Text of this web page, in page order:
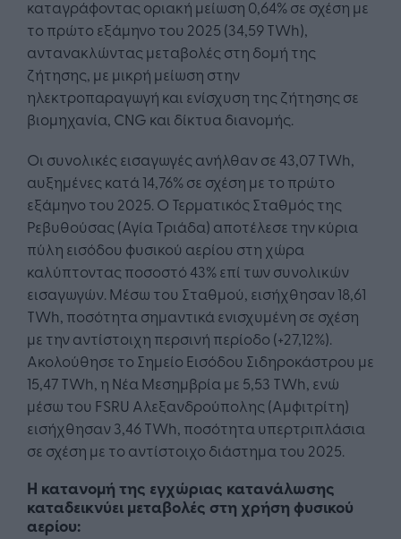
καταγράφοντας οριακή μείωση 0,64% σε σχέση με
το πρώτο εξάμηνο του 2025 (34,59 TWh),
αντανακλώντας μεταβολές στη δομή της
ζήτησης, με μικρή μείωση στην
ηλεκτροπαραγωγή και ενίσχυση της ζήτησης σε
βιομηχανία, CNG και δίκτυα διανομής.
Οι συνολικές εισαγωγές ανήλθαν σε 43,07 TWh,
αυξημένες κατά 14,76% σε σχέση με το πρώτο
εξάμηνο του 2025. Ο Τερματικός Σταθμός της
Ρεβυθούσας (Αγία Τριάδα) αποτέλεσε την κύρια
πύλη εισόδου φυσικού αερίου στη χώρα
καλύπτοντας ποσοστό 43% επί των συνολικών
εισαγωγών. Μέσω του Σταθμού, εισήχθησαν 18,61
TWh, ποσότητα σημαντικά ενισχυμένη σε σχέση
με την αντίστοιχη περσινή περίοδο (+27,12%).
Ακολούθησε το Σημείο Εισόδου Σιδηροκάστρου με
15,47 TWh, η Νέα Μεσημβρία με 5,53 TWh, ενώ
μέσω του FSRU Αλεξανδρούπολης (Αμφιτρίτη)
εισήχθησαν 3,46 TWh, ποσότητα υπερτριπλάσια
σε σχέση με το αντίστοιχο διάστημα του 2025.
Η κατανομή της εγχώριας κατανάλωσης
καταδεικνύει μεταβολές στη χρήση φυσικού
αερίου: